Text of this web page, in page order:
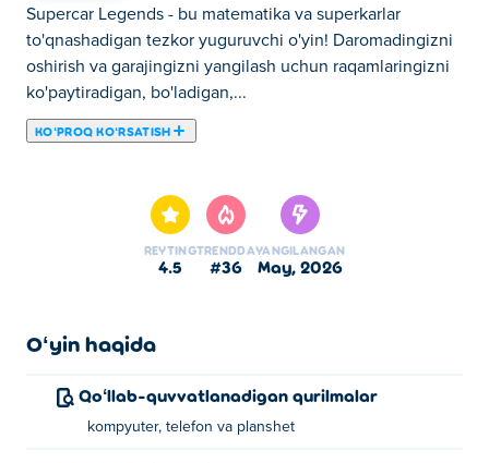
Supercar Legends - bu matematika va superkarlar
to'qnashadigan tezkor yuguruvchi o'yin! Daromadingizni
oshirish va garajingizni yangilash uchun raqamlaringizni
ko'paytiradigan, bo'ladigan,...
KOʻPROQ KOʻRSATISH
oshirish va garajingizni yangilash uchun raqamlaringizni
ko'paytiradigan, bo'ladigan, qo'shadigan yoki ayiradigan
darvozalardan o'ting. Salqinroq va tezroq mashinalarni
haqiqiy superkar afsonasiga aylanish yo'lida poyga qiling.
eng zo'r hashamatli garajni yarating!
Supercar Legends o'yinini qanday o'ynash
REYTING
4.5
TRENDDA
#36
YANGILANGAN
may, 2026
Oʻyin haqida
Qoʻllab-quvvatlanadigan qurilmalar
kompyuter, telefon va planshet